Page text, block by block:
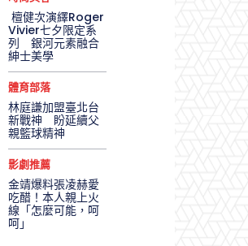
檀健次演繹Roger
Vivier七夕限定系
列 銀河元素融合
紳士美學
體育部落
林庭謙加盟臺北台
新戰神 盼延續父
親籃球精神
影劇推薦
金靖爆料張凌赫愛
吃醋！本人親上火
線「怎麼可能，呵
呵」